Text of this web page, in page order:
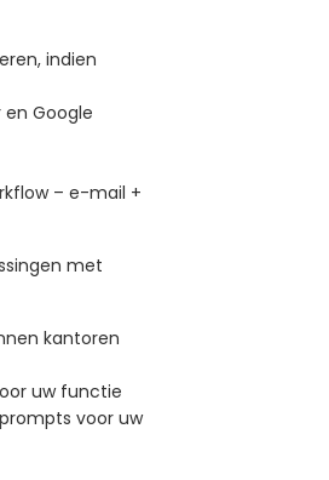
indien
Google
– e-mail +
met
kantoren
uw functie
voor uw